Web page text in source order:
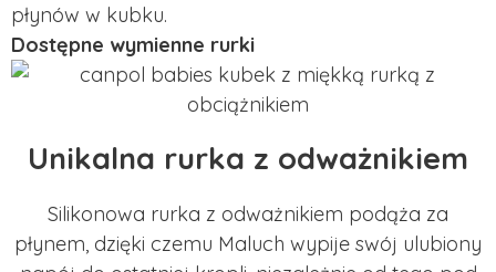
płynów w kubku.
Dostępne wymienne rurki
Unikalna rurka z odważnikiem
Silikonowa rurka z odważnikiem podąża za
płynem, dzięki czemu Maluch wypije swój ulubiony